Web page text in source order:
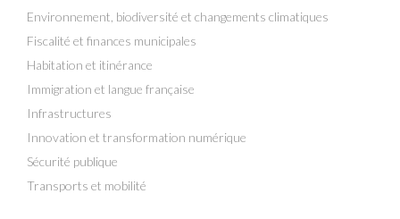
Environnement, biodiversité et changements climatiques
Fiscalité et finances municipales
Habitation et itinérance
Immigration et langue française
Infrastructures
Innovation et transformation numérique
Sécurité publique
Transports et mobilité